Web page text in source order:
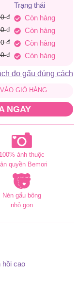
đ
đ
Trạng thái
đ
Còn hàng
đ
Còn hàng
đ
Còn hàng
đ Còn hàng
đo gấu đúng cách
GIỎ HÀNG
NGAY
100% ảnh thuộc
quyền Bemori
Nén gấu bông
nhỏ gọn
hồi cao